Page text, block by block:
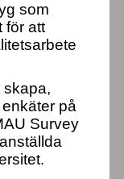
som
för att
skapa,
på
Survey